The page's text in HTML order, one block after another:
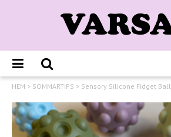
HEM > SOMMARTIPS > Sensory Silicone Fidget Ball